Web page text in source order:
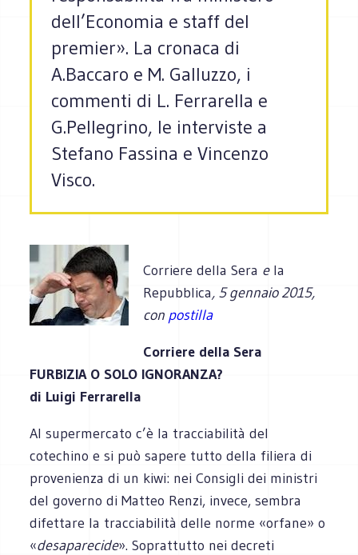
dell’Economia e staff del
premier». La cronaca di
A.Baccaro e M. Galluzzo, i
commenti di L. Ferrarella e
G.Pellegrino, le interviste a
Stefano Fassina e Vincenzo
Visco.
Corriere della Sera ela
Repubblica, 5 gennaio 2015,
con postilla
Corriere della Sera
FURBIZIA O SOLO IGNORANZA?
di Luigi Ferrarella
Al supermercato c’è la tracciabilità del
cotechino e si può sapere tutto della filiera di
provenienza di un kiwi: nei Consigli dei ministri
del governo di Matteo Renzi, invece, sembra
difettare la tracciabilità delle norme «orfane» o
«desaparecide». Soprattutto nei decreti